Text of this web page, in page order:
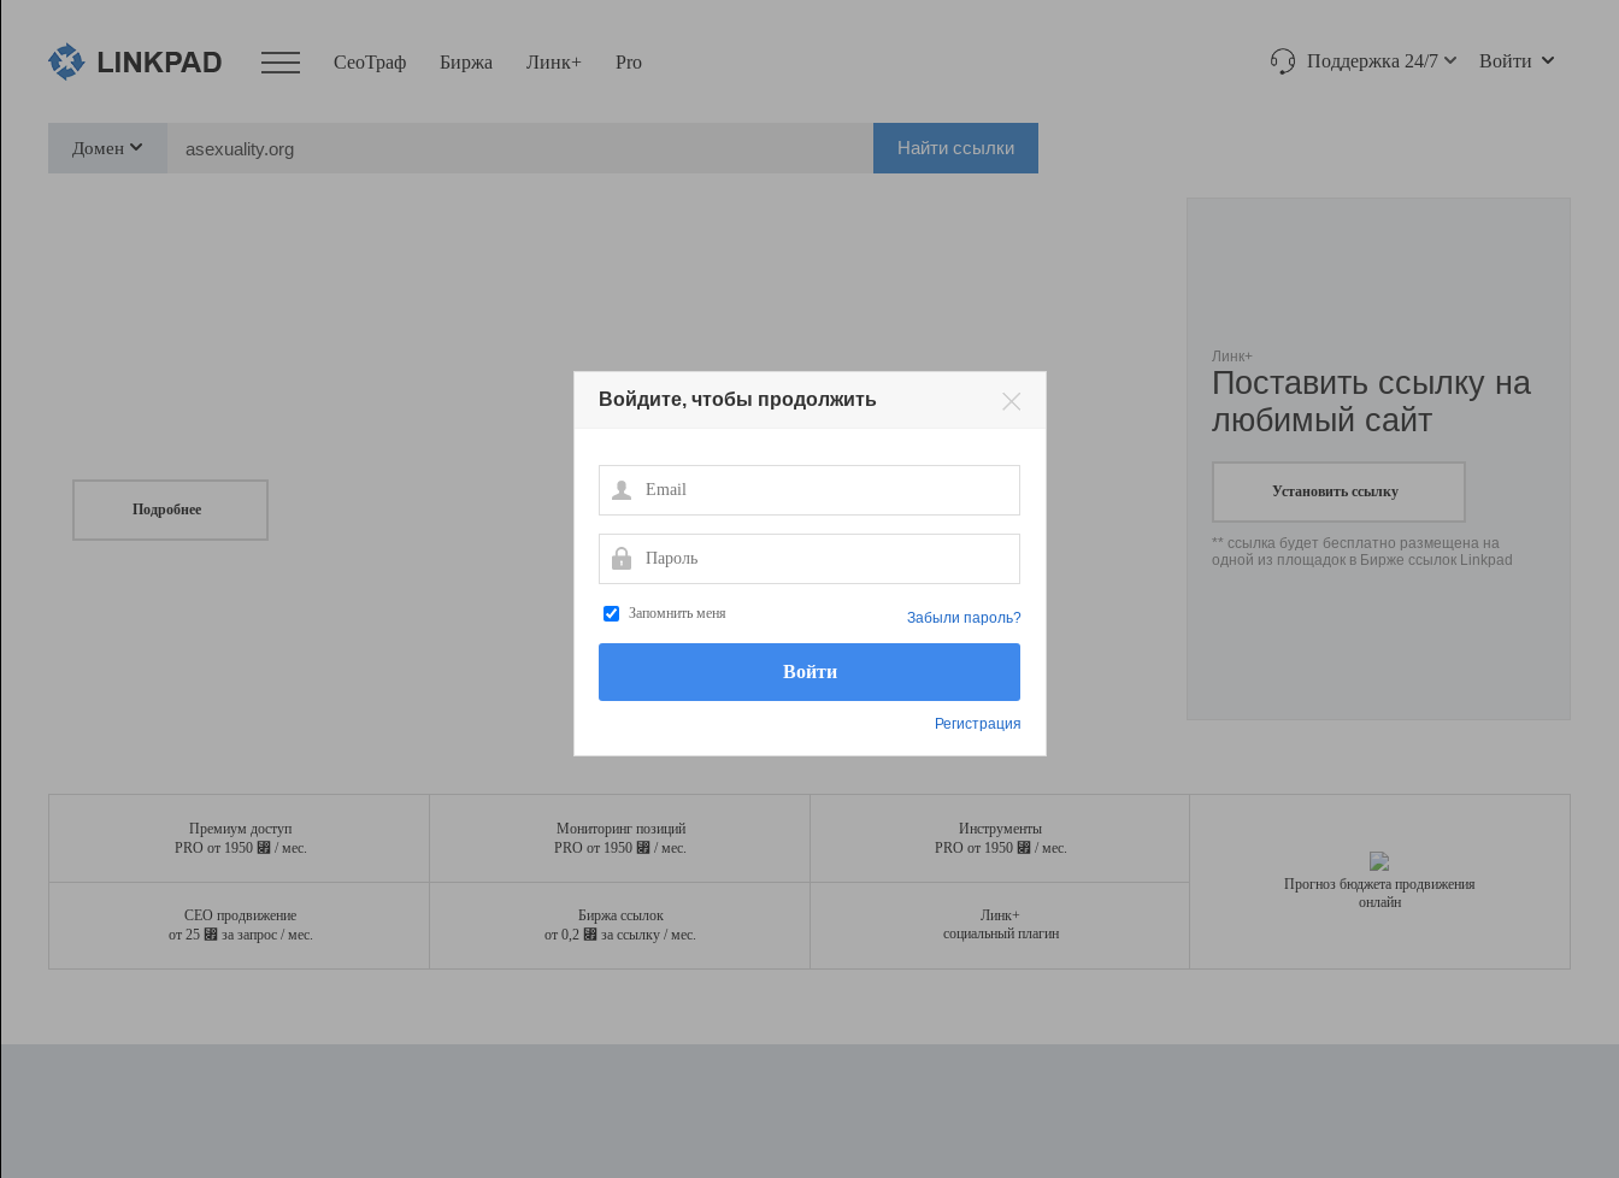
СеоТраф Биржа Линк+ Pro Поддержка 24/7 Войти
Домен Найти ссылки
Подробнее
Линк+
Поставить ссылку на
любимый сайт
Установить ссылку
** ссылка будет бесплатно размещена на
одной из площадок в Бирже ссылок Linkpad
Премиум доступ
PRO от 1950 ⃏ / мес.
Мониторинг позиций
PRO от 1950 ⃏ / мес.
Инструменты
PRO от 1950 ⃏ / мес.
СЕО продвижение
от 25 ⃏ за запрос / мес.
Биржа ссылок
от 0,2 ⃏ за ссылку / мес.
Линк+
социальный плагин
Прогноз бюджета продвижения
онлайн
Войдите, чтобы продолжить
Email
Пароль
Запомнить меня
Регистрация
Забыли пароль?